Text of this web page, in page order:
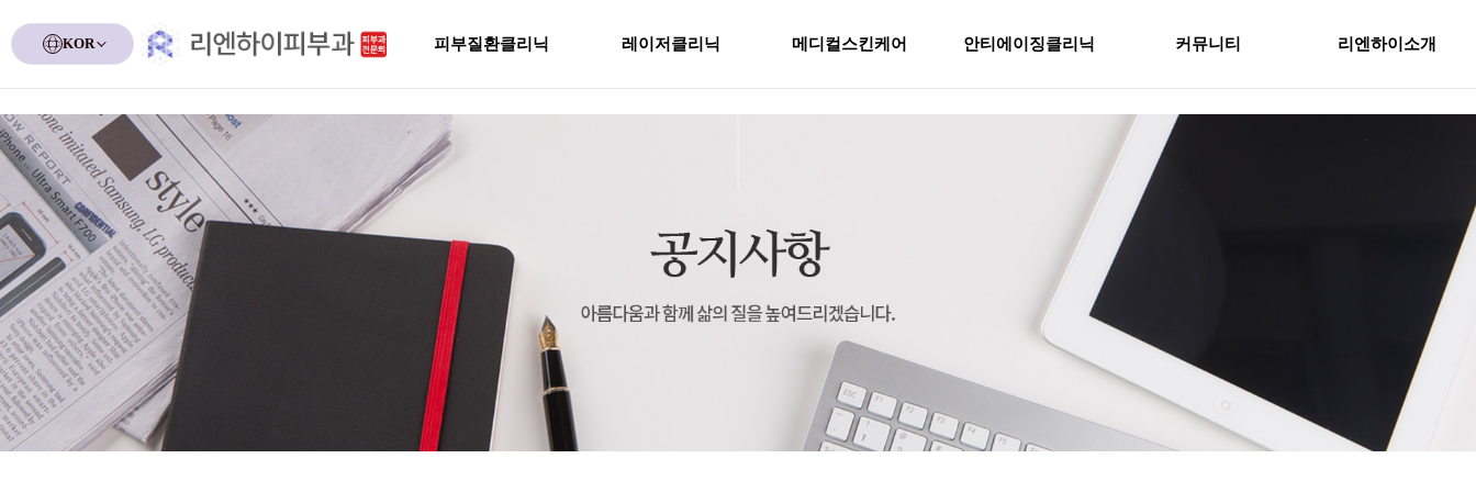
KOR 피부질환클리닉 레이저클리닉 메디컬스킨케어 안티에이징클리닉 커뮤니티 리엔하이소개